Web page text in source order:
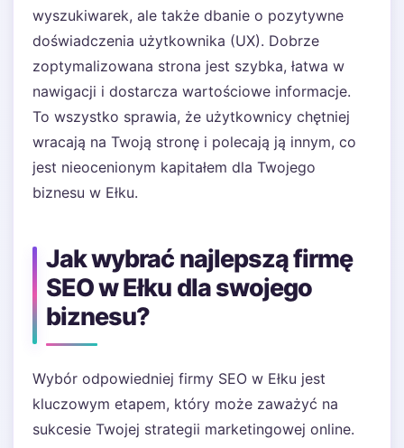
wyszukiwarek, ale także dbanie o pozytywne
doświadczenia użytkownika (UX). Dobrze
zoptymalizowana strona jest szybka, łatwa w
nawigacji i dostarcza wartościowe informacje.
To wszystko sprawia, że użytkownicy chętniej
wracają na Twoją stronę i polecają ją innym, co
jest nieocenionym kapitałem dla Twojego
biznesu w Ełku.
Jak wybrać najlepszą firmę
SEO w Ełku dla swojego
biznesu?
Wybór odpowiedniej firmy SEO w Ełku jest
kluczowym etapem, który może zaważyć na
sukcesie Twojej strategii marketingowej online.